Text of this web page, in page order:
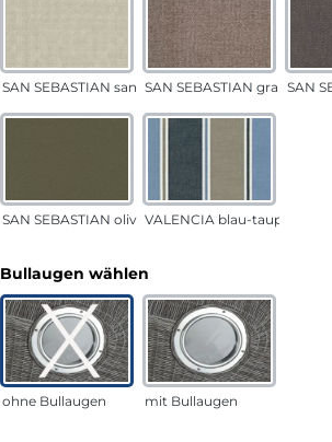
SAN SEBASTIAN sandSAN SEBASTIAN grau-sand
SAN
SAN SEBASTIAN oliv VALENCIA blau-taupe
Bullaugen wählen
ohne Bullaugen mit Bullaugen